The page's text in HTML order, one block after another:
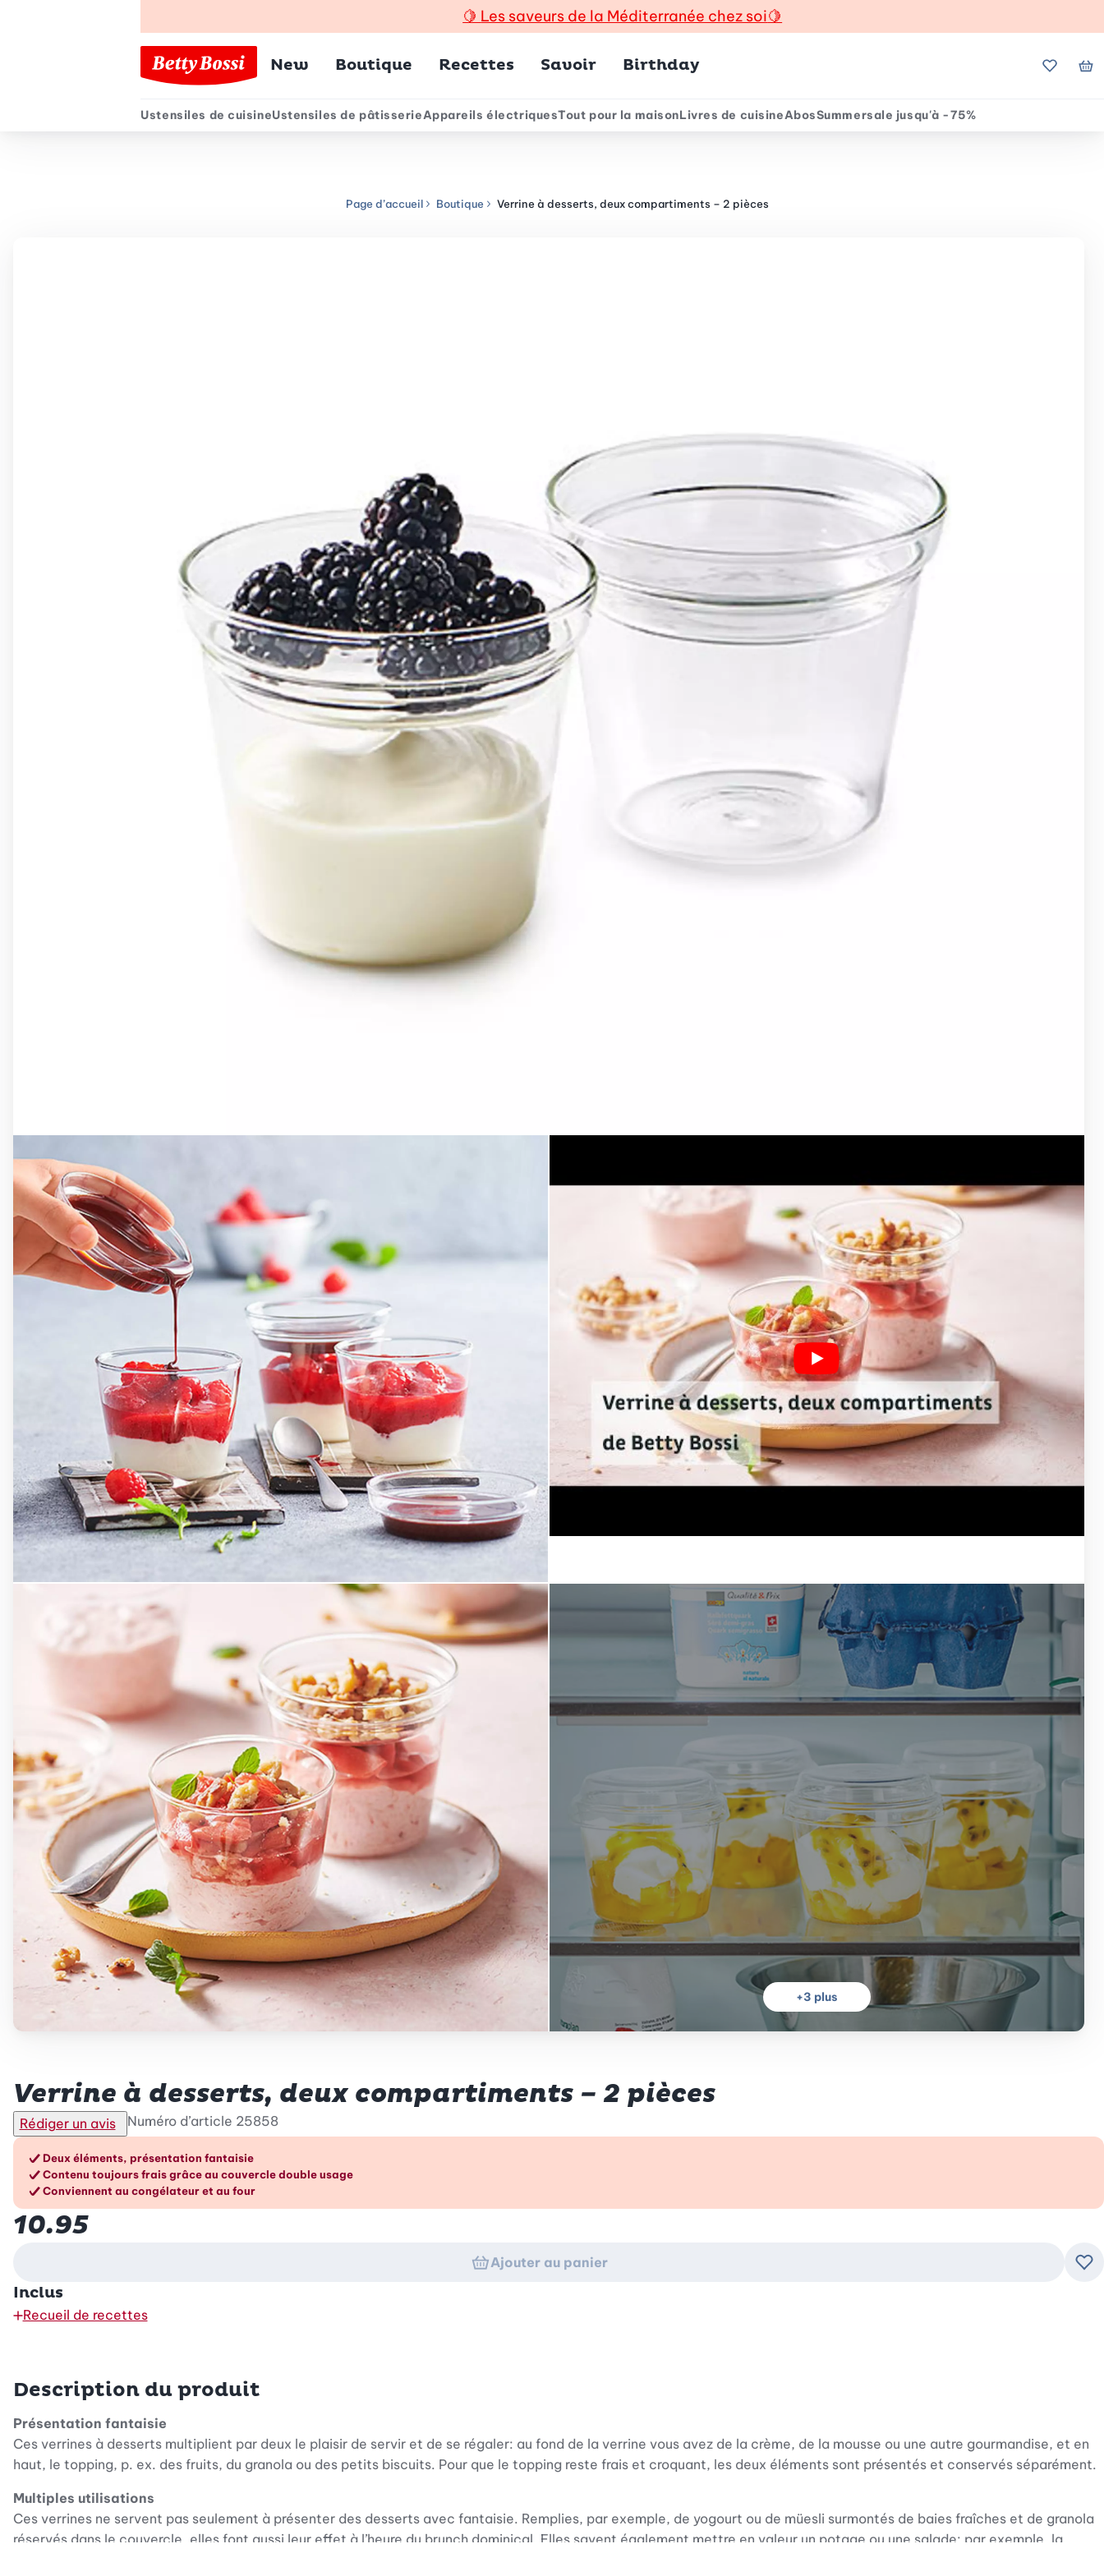
🍋 Les saveurs de la Méditerranée chez soi🍋
Menu principal
New Boutique Recettes Savoir Birthday Mes
Menu secondaire
Ustensiles de cuisineUstensiles de pâtisserieAppareils électriquesTout pour la maisonLivres de cuisineAbosSummersale jusqu'à -75%
Page d’accueil Boutique Verrine à desserts, deux compartiments – 2 pièces
+3 plus
Verrine à desserts, deux compartiments – 2 pièces
Rédiger un avis Numéro d’article 25858
Les avantages en un coup d’œil
Deux éléments, présentation fantaisie
Contenu toujours frais grâce au couvercle double usage
Conviennent au congélateur et au four
10.95
Ajouter au panier
Inclus
Recueil de recettes
Description du produit
Présentation fantaisie
Ces verrines à desserts multiplient par deux le plaisir de servir et de se régaler: au fond de la verrine vous avez de la crème, de la mousse ou une autre gourmandise, et en
haut, le topping, p. ex. des fruits, du granola ou des petits biscuits. Pour que le topping reste frais et croquant, les deux éléments sont présentés et conservés séparément.
Multiples utilisations
Ces verrines ne servent pas seulement à présenter des desserts avec fantaisie. Remplies, par exemple, de yogourt ou de müesli surmontés de baies fraîches et de granola
réservés dans le couvercle, elles font aussi leur effet à l’heure du brunch dominical. Elles savent également mettre en valeur un potage ou une salade: par exemple, la